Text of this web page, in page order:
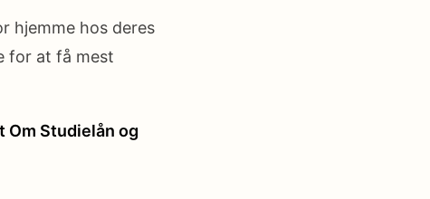
hjemme hos deres
for at få mest
Om Studielån og